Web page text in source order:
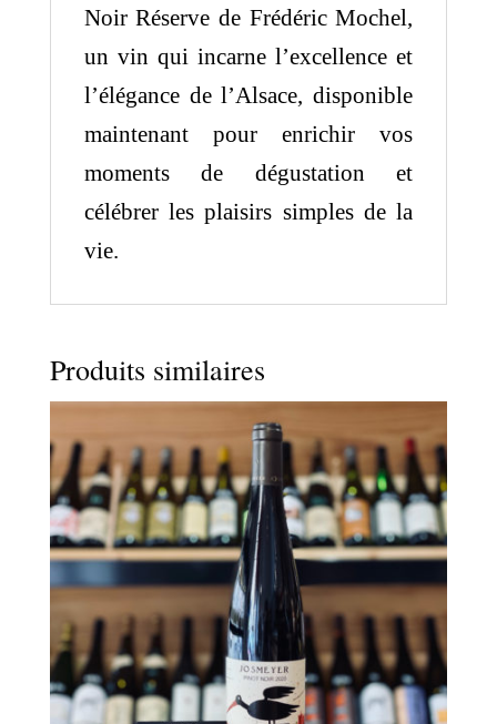
Noir Réserve de Frédéric Mochel,
un vin qui incarne l’excellence et
l’élégance de l’Alsace, disponible
maintenant pour enrichir vos
moments de dégustation et
célébrer les plaisirs simples de la
vie.
Produits similaires